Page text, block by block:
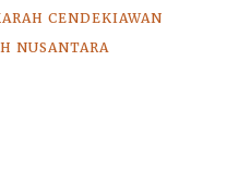
CENDEKIAWAN
NUSANTARA